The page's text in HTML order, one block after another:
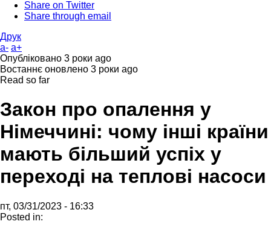
Share on Twitter
Share through email
Друк
a- a+
Опубліковано 3 роки ago
Востаннє оновлено 3 роки ago
Read so far
Закон про опалення у
Німеччині: чому інші країни
мають більший успіх у
переході на теплові насоси
пт, 03/31/2023 - 16:33
Posted in: